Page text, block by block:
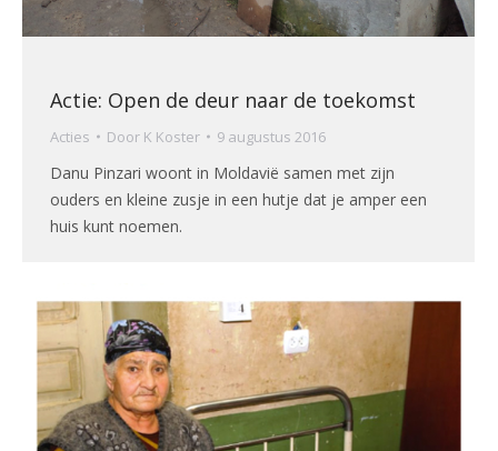
Actie: Open de deur naar de toekomst
Acties Door K Koster 9 augustus 2016
Danu Pinzari woont in Moldavië samen met zijn
ouders en kleine zusje in een hutje dat je amper een
huis kunt noemen.